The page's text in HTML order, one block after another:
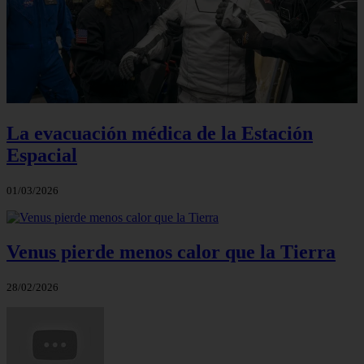
La evacuación médica de la Estación
Espacial
01/03/2026
Venus pierde menos calor que la Tierra
28/02/2026